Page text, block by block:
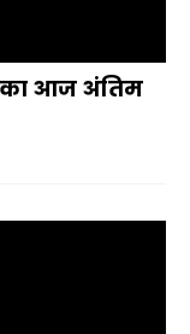
का आज अंतिम